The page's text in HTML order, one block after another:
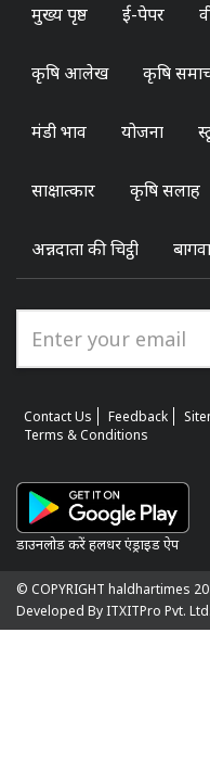
मुख्य पृष्ठ ई-पेपर
कृषि आलेख कृषि
मंडी भाव योजना
साक्षात्कार कृषि सलाह
अन्नदाता की चिट्ठी
Contact Us Feedback
Terms & Conditions
डाउनलोड करें हलधर एंड्राइड ऐप
© COPYRIGHT haldhartimes
Developed By ITXITPro Pvt. Ltd.